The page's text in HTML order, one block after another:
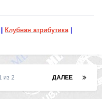
Клубная атрибутика|
ДАЛЕЕ
из 2